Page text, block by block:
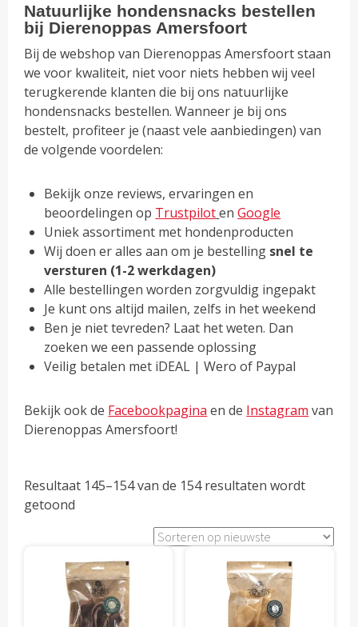
Natuurlijke hondensnacks bestellen
bij Dierenoppas Amersfoort
Bij de webshop van Dierenoppas Amersfoort staan
we voor kwaliteit, niet voor niets hebben wij veel
terugkerende klanten die bij ons natuurlijke
hondensnacks bestellen. Wanneer je bij ons
bestelt, profiteer je (naast vele aanbiedingen) van
de volgende voordelen:
Bekijk onze reviews, ervaringen en
beoordelingen op TrustpilotenGoogle
Uniek assortiment met hondenproducten
Wij doen er alles aan om je bestelling snel te
versturen (1-2 werkdagen)
Alle bestellingen worden zorgvuldig ingepakt
Je kunt ons altijd mailen, zelfs in het weekend
Ben je niet tevreden? Laat het weten. Dan
zoeken we een passende oplossing
Veilig betalen met iDEAL | Wero of Paypal
Bekijk ook de Facebookpagina en de Instagram van
Dierenoppas Amersfoort!
Resultaat 145–154 van de 154 resultaten wordt
getoond